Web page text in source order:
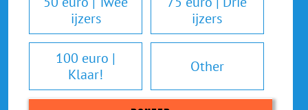
ijzers
ijzers
100 euro |
Klaar!
Other